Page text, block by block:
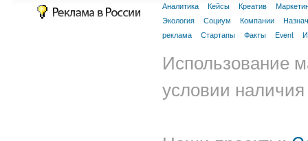
Аналитика Кейсы Креатив
Экология
Социум Компании
реклама
Стартапы Факты Event
Использование
условии